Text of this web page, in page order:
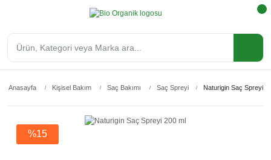
Anasayfa Kişisel Bakım Saç Bakımı Saç Spreyi Naturigin Saç Spreyi
%15